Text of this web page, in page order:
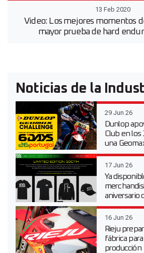
13 Feb 2020
Video: Los mejores momentos
mayor prueba de hard
Noticias de la
29 Jun 26
Dunlop
Club en los
una Geomax
17 Jun 26
Ya
aniversario
16 Jun 26
Rieju
fábrica
producción